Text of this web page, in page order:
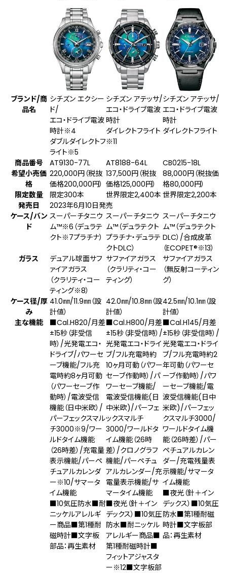
ブランド/商
品名
シチズン エクシー
ド/
エコ・ドライブ電波
時計※4
ダブルダイレクトフ
ライト※5
シチズン アテッサ/
エコ・ドライブ電波
時計
ダイレクトフライト
※11
シチズン アテッサ/
エコ・ドライブ電波
時計
ダイレクトフライト
商品番号 AT9130-77L AT8188-64L
CB0215-18L
希望小売価
格
220,000円（税抜
価格200,000円）
137,500円（税抜
価格125,000円）
88,000円（税抜価
格80,000円）
限定数量
限定300本 世界限定2,400本 世界限定2,200本
発売日
2023年6月10日発売
ケース/バン
ド
スーパーチタニウ
ム™※6 （デュラテ
クト※7プラチナ）
スーパーチタニウ
ム™（デュラテクト
プラチナ・デュラテ
クトDLC）
スーパーチタニウ
ム™（デュラテクト
DLC）/合成皮革
（ECOPET®※13）
ガラス
デュアル球面サフ
ァイアガラス
（クラリティ・コー
ティング※8）
サファイアガラス
（クラリティ・コー
ティング）
サファイアガラス
（無反射コーティン
グ）
ケース径/厚
み
41.0㎜/11.9㎜（設
計値）
42.0㎜/10.8㎜（設
計値）
42.5㎜/10.1㎜（設
計値）
主な機能
■Cal.H820/月差
±15秒（非受信
時）/光発電エコ・
ドライブ/パワーセ
ーブ機能/フル充
電時約8ヶ月可動
（パワーセーブ作
動時）/電波受信
機能（日中米欧）/
パーフェックスマル
チ3000※9/ワー
ルドタイム機能
（26時差）/充電量
表示機能/パーペ
チュアルカレンダ
ー※10/サマータ
イム機能
■10気圧防水■耐
ニッケルアレルギ
ー商品■第1種耐
磁時計■文字板
部品：再生素材
■Cal.H800/月差
±15秒（非受信時）/
光発電エコ・ドライ
ブ/フル充電時約
10ヶ月可動（パワー
セーブ作動時）/パ
ワーセーブ機能/
電波受信機能(日
中米欧)/パーフェ
ックスマルチ
3000/ワールドタ
イム機能（26時
差）/クロノグラフ
機能/パーペチュ
アルカレンダー/充
電量表示機能/サ
マータイム機能
■夜光（針＋イン
デックス）■10気圧
防水■耐ニッケル
アレルギー商品■
第1種耐磁時計■
フィットアジャスタ
ー※12■文字板部
■Cal.H145/月差
±15秒（非受信時）/
光発電エコ・ドライ
ブ/フル充電時約2
年可動（パワーセ
ーブ作動時）/パワ
ーセーブ機能/電
波受信機能(日中
米欧)/パーフェッ
クスマルチ3000/
ワールドタイム機
能（26時差）/パー
ペチュアルカレン
ダー/充電残量表
示機能/サマータ
イム機能
■夜光（針＋イン
デックス）■10気圧
防水■第1種耐磁
時計■文字板部
品：再生素材